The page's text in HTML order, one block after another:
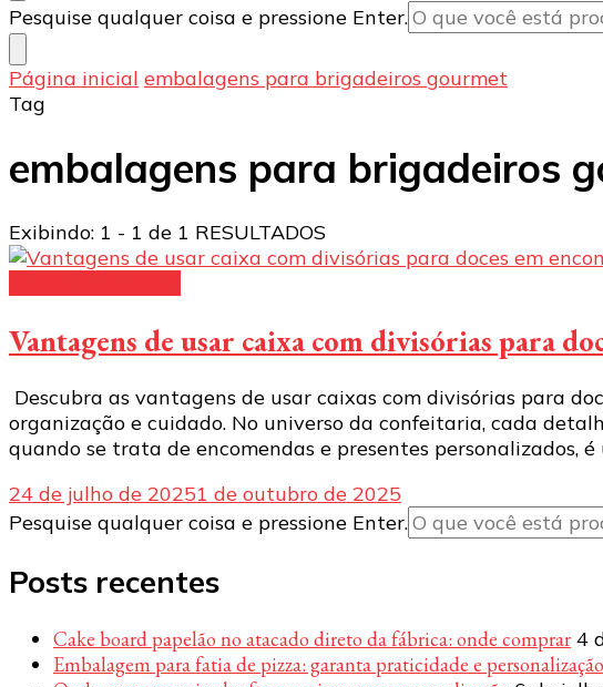
Procurando
algo?
Pesquise qualquer coisa e pressione Enter.
Página inicial embalagens para brigadeiros gourmet
Tag
embalagens para brigadeiros
Exibindo: 1 - 1 de 1 RESULTADOS
Vantagens de usar caixa com divisórias para
Descubra as vantagens de usar caixas com divisórias para
organização e cuidado. No universo da confeitaria, cada
quando se trata de encomendas e presentes personalizados,
24 de julho de 20251 de outubro de 2025
Procurando
Pesquise qualquer coisa e pressione Enter.
Posts recentes
Cake board papelão no atacado direto da fábrica: onde comprar 4
Embalagem para fatia de pizza: garanta praticidade e personalização